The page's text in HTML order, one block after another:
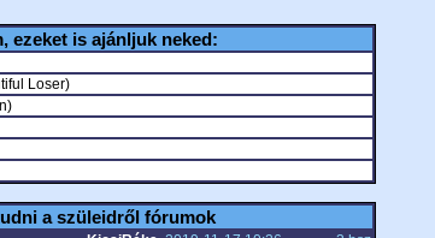
ezeket is ajánljuk neked:
Loser)
a szüleidről fórumok